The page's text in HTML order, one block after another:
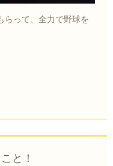
らって、全力で野球を
と！